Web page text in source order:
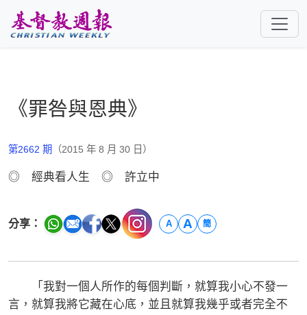
《罪咎與恩典》
第2662 期 （2015 年 8 月 30 日）
◎ 經典看人生 ◎ 許立中
分享： A A 簡
「我對一個人所作的每個判斷，就算我小心不發一
言，就算我將它藏在心底，並且就算我幾乎或者完全不